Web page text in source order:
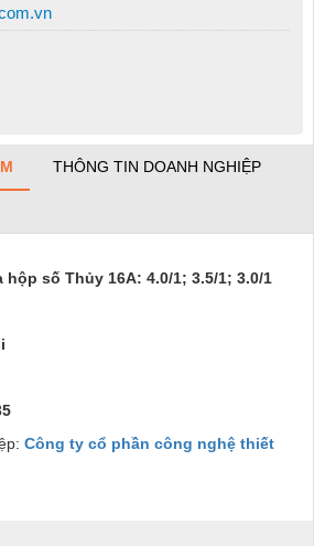
THÔNG TIN DOANH NGHIỆP
hộp số Thủy 16A: 4.0/1; 3.5/1; 3.0/1
Công ty cổ phần công nghệ thiết